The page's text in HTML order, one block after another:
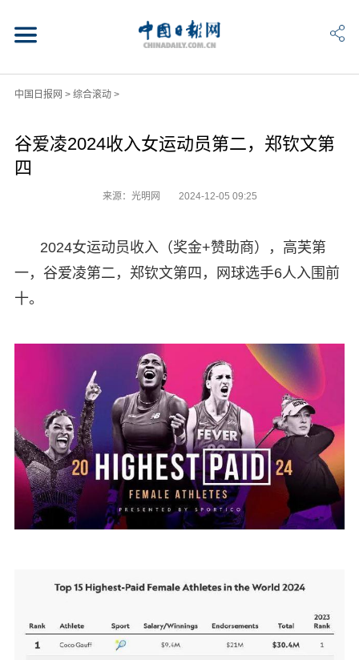
中国日报网 > 综合滚动>
谷爱凌2024收入女运动员第二，郑钦文第
四
来源：光明网 2024-12-05 09:25
2024女运动员收入（奖金+赞助商），高芙第
一，谷爱凌第二，郑钦文第四，网球选手6人入围前
十。